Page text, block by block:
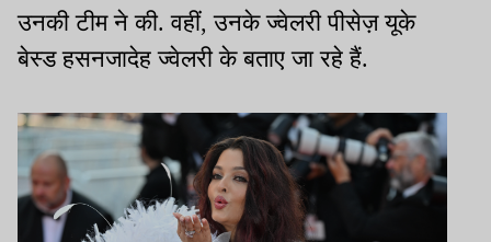
उनकी टीम ने की. वहीं, उनके ज्वेलरी पीसेज़ यूके
बेस्ड हसनजादेह ज्वेलरी के बताए जा रहे हैं.